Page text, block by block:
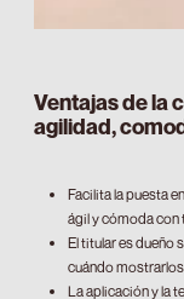
Ventajas de la
agilidad,
Facilita la puesta
ágil y cómoda con
El titular es dueño
cuándo
La aplicación y la